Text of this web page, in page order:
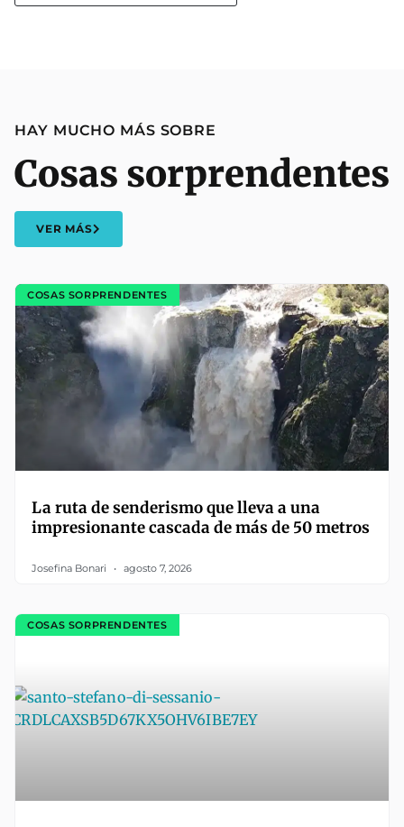
HAY MUCHO MÁS SOBRE
Cosas sorprendentes
VER MÁS
COSAS SORPRENDENTES
La ruta de senderismo que lleva a una
impresionante cascada de más de 50 metros
Josefina Bonari agosto 7, 2026
COSAS SORPRENDENTES